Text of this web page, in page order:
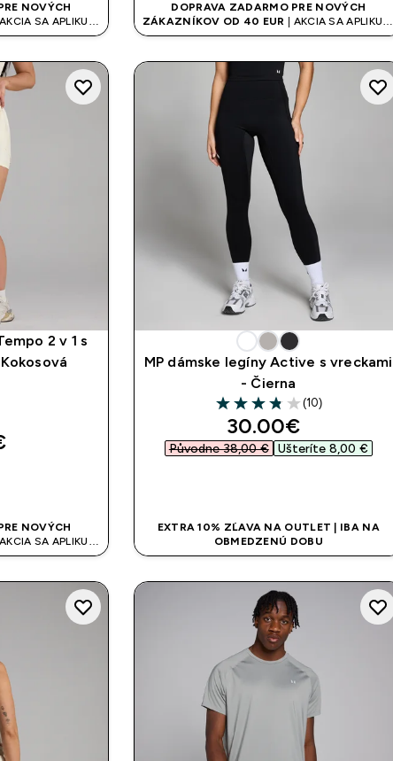
NOVÝCH
AKCIA SA APLIKUJE
DOPRAVA ZADARMO PRE NOVÝCH
ZÁKAZNÍKOV OD 40 EUR
| AKCIA SA APLIKUJE
AUTOMATICKY
2 v 1 s
NOVÝCH
SA APLIKUJE
MP dámske legíny Active s vreckami
- Čierna
3.8 out of 5 stars
(10)
discounted price
30.00€‎
Původne 38,00 €‎ Ušteríte 8,00 €‎
EXTRA 10% ZĽAVA NA OUTLET | IBA NA
OBMEDZENÚ DOBU